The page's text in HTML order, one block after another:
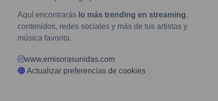
Aquí encontrarás lo más trending en streaming,
contenidos, redes sociales y más de tus artistas y
música favorita.
www.emisorasunidas.com
Actualizar preferencias de cookies